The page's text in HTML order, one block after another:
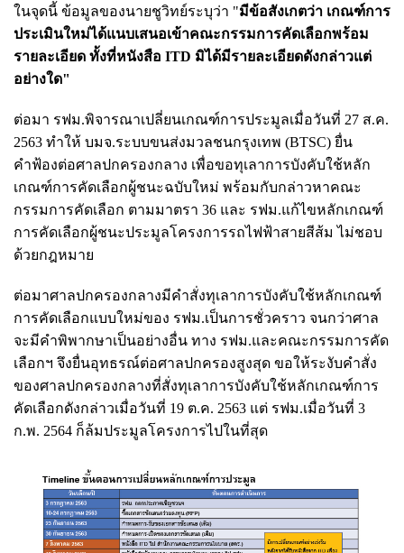
ในจุดนี้ ข้อมูลของนายชูวิทย์ระบุว่า "มีข้อสังเกตว่า เกณฑ์การ
ประเมินใหม่ได้แนบเสนอเข้าคณะกรรมการคัดเลือกพร้อม
รายละเอียด ทั้งที่หนังสือ ITD มิได้มีรายละเอียดดังกล่าวแต่
อย่างใด"
ต่อมา รฟม.พิจารณาเปลี่ยนเกณฑ์การประมูลเมื่อวันที่ 27 ส.ค.
2563 ทำให้ บมจ.ระบบขนส่งมวลชนกรุงเทพ (BTSC) ยื่น
คำฟ้องต่อศาลปกครองกลาง เพื่อขอทุเลาการบังคับใช้หลัก
เกณฑ์การคัดเลือกผู้ชนะฉบับใหม่ พร้อมกับกล่าวหาคณะ
กรรมการคัดเลือก ตามมาตรา 36 และ รฟม.แก้ไขหลักเกณฑ์
การคัดเลือกผู้ชนะประมูลโครงการรถไฟฟ้าสายสีส้ม ไม่ชอบ
ด้วยกฎหมาย
ต่อมาศาลปกครองกลางมีคำสั่งทุเลาการบังคับใช้หลักเกณฑ์
การคัดเลือกแบบใหม่ของ รฟม.เป็นการชั่วคราว จนกว่าศาล
จะมีคำพิพากษาเป็นอย่างอื่น ทาง รฟม.และคณะกรรมการคัด
เลือกฯ จึงยื่นอุทธรณ์ต่อศาลปกครองสูงสุด ขอให้ระงับคำสั่ง
ของศาลปกครองกลางที่สั่งทุเลาการบังคับใช้หลักเกณฑ์การ
คัดเลือกดังกล่าวเมื่อวันที่ 19 ต.ค. 2563 แต่ รฟม.เมื่อวันที่ 3
ก.พ. 2564 ก็ล้มประมูลโครงการไปในที่สุด